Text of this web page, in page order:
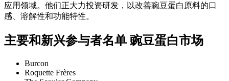
应用领域。他们正大力投资研发，以改善豌豆蛋白原料的口
感、溶解性和功能特性。
主要和新兴参与者名单 豌豆蛋白市场
Burcon
Roquette Frères